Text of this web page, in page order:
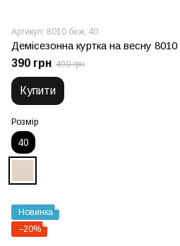
Артикул: 8010 беж, 40
Демісезонна куртка на весну
390 грн 490 грн
Купити
Розмір
40
Новинка
−20%